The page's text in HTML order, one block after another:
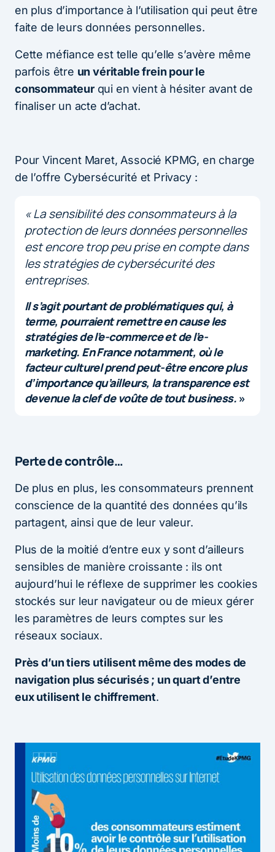
en plus d’importance à l’utilisation qui peut être
faite de leurs données personnelles.
Cette méfiance est telle qu’elle s’avère même
parfois être un véritable frein pour le
consommateurqui en vient à hésiter avant de
finaliser un acte d’achat.
Pour Vincent Maret, Associé KPMG, en charge
de l’offre Cybersécurité et Privacy :
«La sensibilité des consommateurs à la
protection de leurs données personnelles
est encore trop peu prise en compte dans
les stratégies de cybersécurité des
entreprises.
Il s’agit pourtant de problématiques qui, à
terme, pourraient remettre en cause les
stratégies de l’e-commerce et de l’e-
marketing. En France notamment, où le
facteur culturel prend peut-être encore plus
d’importance qu’ailleurs, la transparence est
devenue la clef de voûte de tout business. »
Perte de contrôle…
De plus en plus, les consommateurs prennent
conscience de la quantité des données qu’ils
partagent, ainsi que de leur valeur.
Plus de la moitié d’entre eux y sont d’ailleurs
sensibles de manière croissante : ils ont
aujourd’hui le réflexe de supprimer les cookies
stockés sur leur navigateur ou de mieux gérer
les paramètres de leurs comptes sur les
réseaux sociaux.
Près d’un tiers utilisent même des modes de
navigation plus sécurisés ; un quart d’entre
eux utilisent le chiffrement.